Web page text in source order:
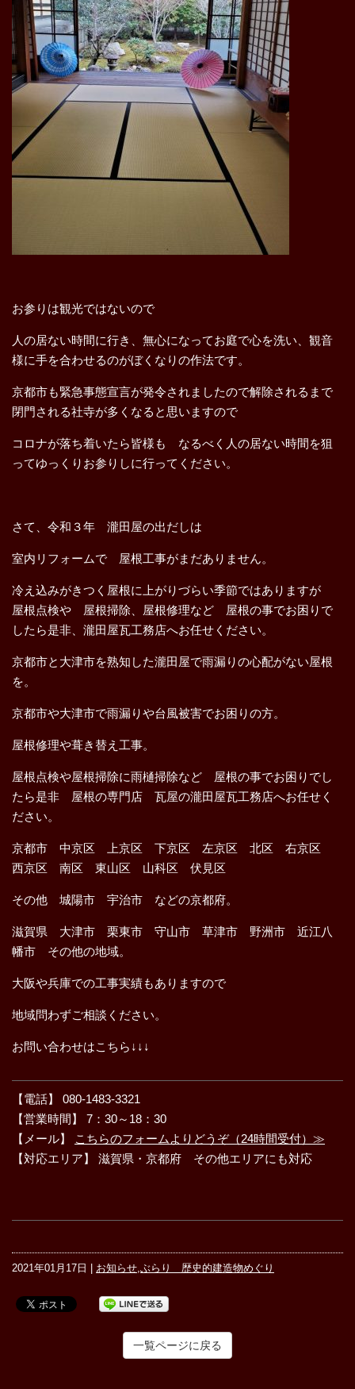
お参りは観光ではないので
人の居ない時間に行き、無心になってお庭で心を洗い、観音
様に手を合わせるのがぼくなりの作法です。
京都市も緊急事態宣言が発令されましたので解除されるまで
閉門される社寺が多くなると思いますので
コロナが落ち着いたら皆様も なるべく人の居ない時間を狙
ってゆっくりお参りしに行ってください。
さて、令和３年 瀧田屋の出だしは
室内リフォームで 屋根工事がまだありません。
冷え込みがきつく屋根に上がりづらい季節ではありますが
屋根点検や 屋根掃除、屋根修理など 屋根の事でお困りで
したら是非、瀧田屋瓦工務店へお任せください。
京都市と大津市を熟知した瀧田屋で雨漏りの心配がない屋根
を。
京都市や大津市で雨漏りや台風被害でお困りの方。
屋根修理や葺き替え工事。
屋根点検や屋根掃除に雨樋掃除など 屋根の事でお困りでし
たら是非 屋根の専門店 瓦屋の瀧田屋瓦工務店へお任せく
ださい。
京都市 中京区 上京区 下京区 左京区 北区 右京区
西京区 南区 東山区 山科区 伏見区
その他 城陽市 宇治市 などの京都府。
滋賀県 大津市 栗東市 守山市 草津市 野洲市 近江八
幡市 その他の地域。
大阪や兵庫での工事実績もありますので
地域問わずご相談ください。
お問い合わせはこちら↓↓↓
【電話】 080-1483-3321
【営業時間】 7：30～18：30
【メール】
こちらのフォームよりどうぞ（24時間受付）≫
【対応エリア】 滋賀県・京都府 その他エリアにも対応
2021年01月17日 | お知らせ,ぶらり 歴史的建造物めぐり
一覧ページに戻る